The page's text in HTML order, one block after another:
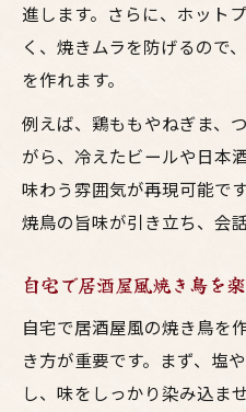
進します。さらに、ホット
く、焼きムラを防げるので
を作れます。
例えば、鶏ももやねぎま、
がら、冷えたビールや日本
味わう雰囲気が再現可能で
焼鳥の旨味が引き立ち、会
自宅で居酒屋風焼き鳥を
自宅で居酒屋風の焼き鳥を
き方が重要です。まず、塩
し、味をしっかり染み込ま